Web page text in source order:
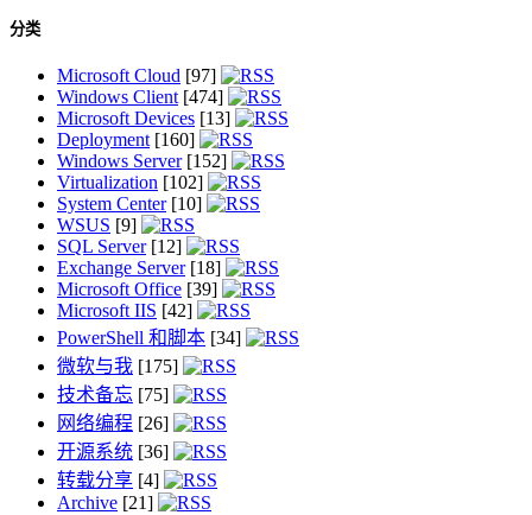
分类
Microsoft Cloud [97]
Windows Client[474]
Microsoft Devices [13]
Deployment[160]
Windows Server[152]
Virtualization [102]
System Center[10]
WSUS [9]
SQL Server[12]
Exchange Server[18]
Microsoft Office [39]
Microsoft IIS [42]
PowerShell 和脚本 [34]
微软与我 [175]
技术备忘 [75]
网络编程 [26]
开源系统 [36]
转载分享 [4]
Archive [21]